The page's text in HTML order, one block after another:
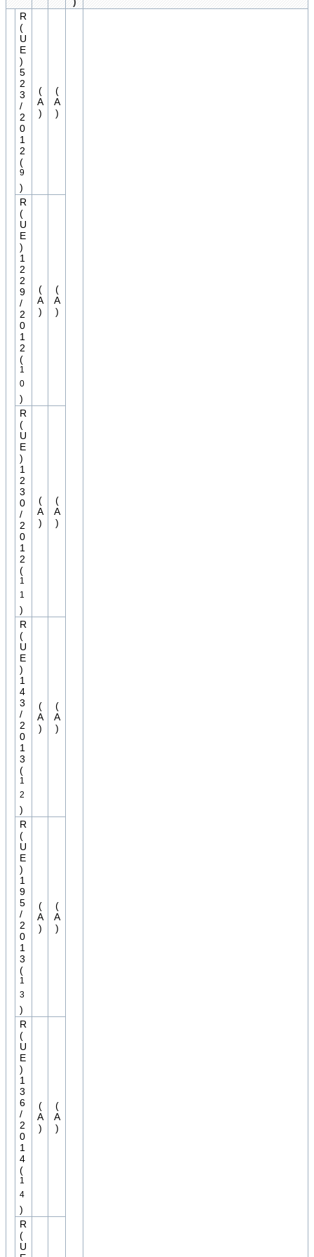
R
(
U
E
)
5
2
3
/
2
0
1
2
(
9
)
(
A
)
(
A
)
R
(
U
E
)
1
2
2
9
/
2
0
1
2
(
1
0
)
(
A
)
(
A
)
R
(
U
E
)
1
2
3
0
/
2
0
1
2
(
1
1
)
(
A
)
(
A
)
R
(
U
E
)
1
4
3
/
2
0
1
3
(
1
2
)
(
A
)
(
A
)
R
(
U
E
)
1
9
5
/
2
0
1
3
(
1
3
)
(
A
)
(
A
)
R
(
U
E
)
1
3
6
/
2
0
1
4
(
1
4
)
(
A
)
(
A
)
R
(
U